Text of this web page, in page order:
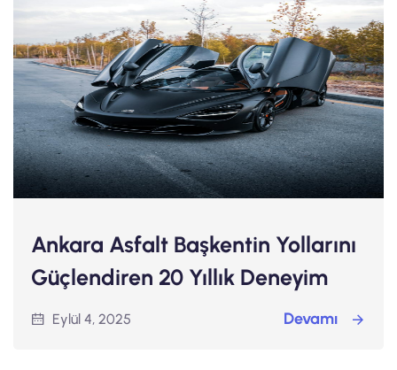
Ankara Asfalt Başkentin Yollarını
Güçlendiren 20 Yıllık Deneyim
Eylül 4, 2025 Devamı